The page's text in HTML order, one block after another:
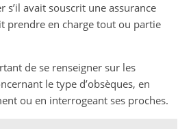
avait souscrit une assurance
prendre en charge tout ou partie
de se renseigner sur les
le type d’obsèques, en
ou en interrogeant ses proches.